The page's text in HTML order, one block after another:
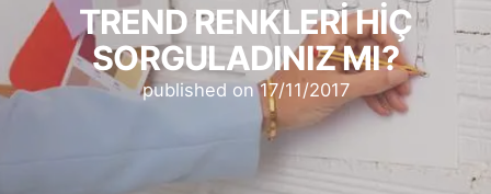
TREND RENKLERİ HİÇ
SORGULADINIZ MI?
published on17/11/2017